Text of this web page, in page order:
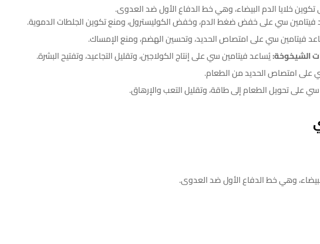
خلايا الدم البيضاء، وهي خط الدفاع الأول ضد العدوى.
فيتامين سي على خفض ضغط الدم، وخفض الكوليسترول، ومنع تكوين الجلطات الدموية.
فيتامين سي على امتصاص الحديد، وتحسين الهضم، ومنع الإمساك.
الشيخوخة:يُساعد فيتامين سي على إنتاج الكولاجين، وتقليل التجاعيد، وتفتيح البشرة.
على امتصاص الحديد من الطعام.
على تحويل الطعام إلى طاقة، وتقليل التعب والإرهاق.
وهي خط الدفاع الأول ضد العدوى.